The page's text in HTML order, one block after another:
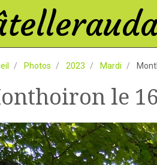
Photos 2023 Mardi
le